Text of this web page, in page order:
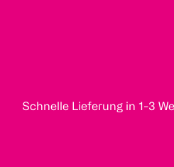
Schnelle Lieferung in 1-3